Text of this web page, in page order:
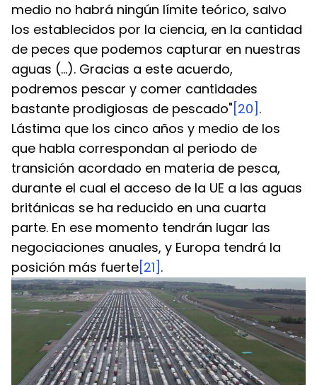
medio no habrá ningún límite teórico, salvo
los establecidos por la ciencia, en la cantidad
de peces que podemos capturar en nuestras
aguas (...). Gracias a este acuerdo,
podremos pescar y comer cantidades
bastante prodigiosas de pescado" [20] .
Lástima que los cinco años y medio de los
que habla correspondan al periodo de
transición acordado en materia de pesca,
durante el cual el acceso de la UE a las aguas
británicas se ha reducido en una cuarta
parte. En ese momento tendrán lugar las
negociaciones anuales, y Europa tendrá la
posición más fuerte[21] .